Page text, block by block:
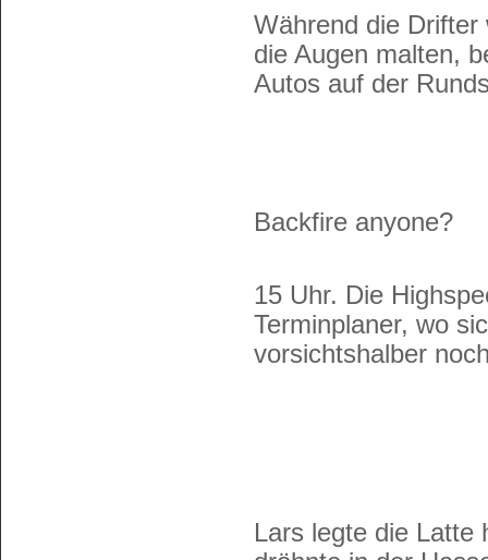
Während die Drifter
die Augen malten,
Autos auf der
Backfire anyone?
15 Uhr. Die
Terminplaner, wo
vorsichtshalber
Lars legte die Latte